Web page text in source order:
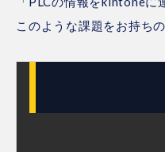
このような課題をお持ち